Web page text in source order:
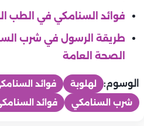
فوائد السنامكي في الطب
طريقة الرسول في شرب
الصحة العامة
الوسوم: لهلوبة فوائد
شرب السنامكي
فوائد